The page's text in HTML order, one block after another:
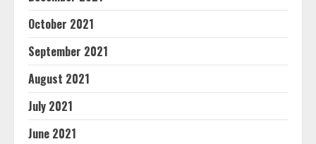
October 2021
September 2021
August 2021
July 2021
June 2021